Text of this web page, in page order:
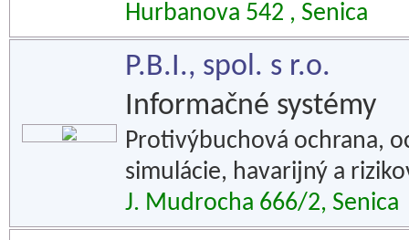
Hurbanova 542 , Senica
P.B.I., spol. s r.o.
Informačné systémy
Protivýbuchová ochrana,
simulácie, havarijný a
J. Mudrocha 666/2, Senica